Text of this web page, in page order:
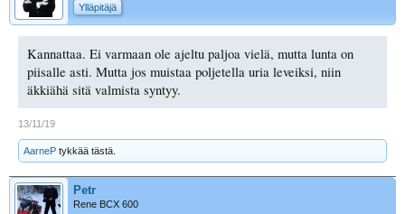
Ylläpitäjä
Kannattaa. Ei varmaan ole ajeltu paljoa vielä, mutta lunta on
piisalle asti. Mutta jos muistaa poljetella uria leveiksi, niin
äkkiähä sitä valmista syntyy.
13/11/19
AarneP tykkää tästä.
Petr
Rene BCX 600